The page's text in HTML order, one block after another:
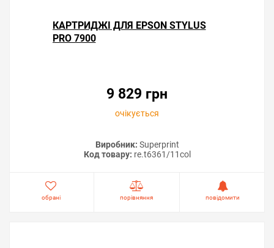
КАРТРИДЖІ ДЛЯ EPSON STYLUS
PRO 7900
9 829 грн
очікується
Виробник: Superprint
Код товару: re.t6361/11col
обрані порівняння повідомити